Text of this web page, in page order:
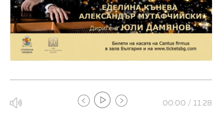
00:00 / 11:28